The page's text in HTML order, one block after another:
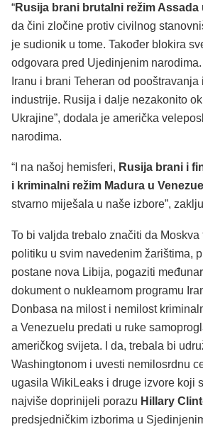
“Rusija brani brutalni režim Assada
da čini zločine protiv civilnog
je sudionik u tome. Također blokira
odgovara pred Ujedinjenim
Iranu i brani Teheran od
industrije. Rusija i dalje nezakonito
Ukrajine”, dodala je američka
narodima.
“I na našoj hemisferi, Rusija brani i
i kriminalni režim Madura u
stvarno miješala u naše izbore”,
To bi valjda trebalo značiti da
politiku u svim navedenim žarištima,
postane nova Libija, pogaziti
dokument o nuklearnom programu
Donbasa na milost i nemilost
a Venezuelu predati u ruke
američkog svijeta. I da, trebala bi
Washingtonom i uvesti nemilosrdnu
ugasila WikiLeaks i druge izvore koji
najviše doprinijeli porazu Hillary
predsjedničkim izborima u